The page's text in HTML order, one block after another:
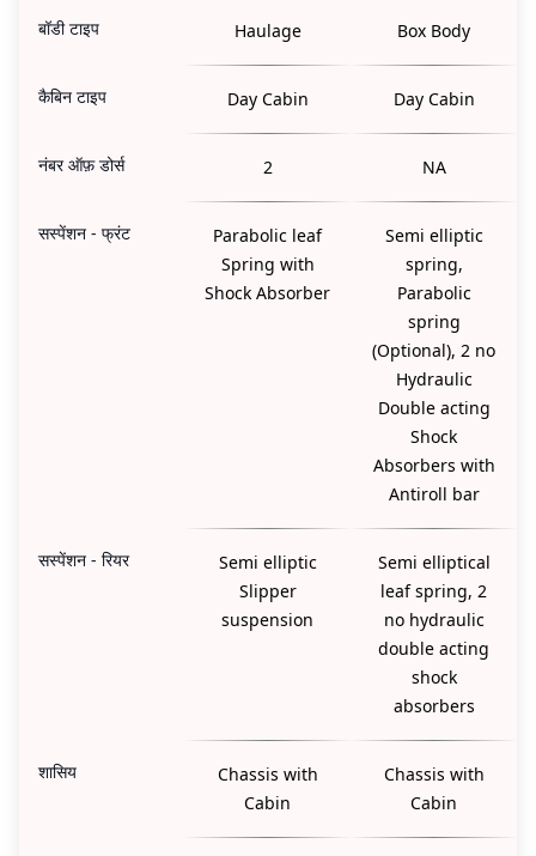
बॉडी टाइप Haulage Box Body
कैबिन टाइप Day Cabin Day Cabin
नंबर ऑफ़ डोर्स 2 NA
सस्पेंशन - फ्रंट
Parabolic leaf
Spring with
Shock Absorber
Semi elliptic
spring,
Parabolic
spring
(Optional), 2 no
Hydraulic
Double acting
Shock
Absorbers with
Antiroll bar
सस्पेंशन - रियर
Semi elliptic
Slipper
suspension
Semi elliptical
leaf spring, 2
no hydraulic
double acting
shock
absorbers
शासिय
Chassis with
Cabin
Chassis with
Cabin